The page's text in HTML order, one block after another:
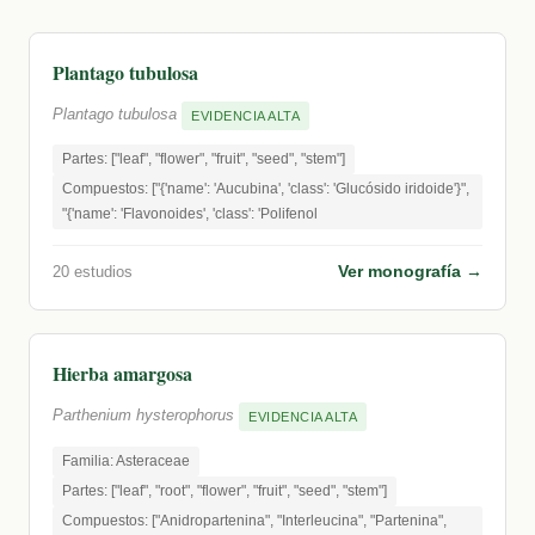
Plantago tubulosa
Plantago tubulosa EVIDENCIA ALTA
Partes: ["leaf", "flower", "fruit", "seed", "stem"]
Compuestos: ["{'name': 'Aucubina', 'class': 'Glucósido iridoide'}",
"{'name': 'Flavonoides', 'class': 'Polifenol
20 estudios Ver monografía →
Hierba amargosa
Parthenium hysterophorus EVIDENCIA ALTA
Familia: Asteraceae
Partes: ["leaf", "root", "flower", "fruit", "seed", "stem"]
Compuestos: ["Anidropartenina", "Interleucina", "Partenina",